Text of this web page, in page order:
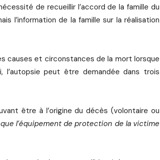
de recueillir l’accord de la famille du
l’information de la famille sur la réalisation
causes et circonstances de la mort lorsque
l’autopsie peut être demandée dans trois
être à l’origine du décès (volontaire ou
l’équipement de protection de la victime